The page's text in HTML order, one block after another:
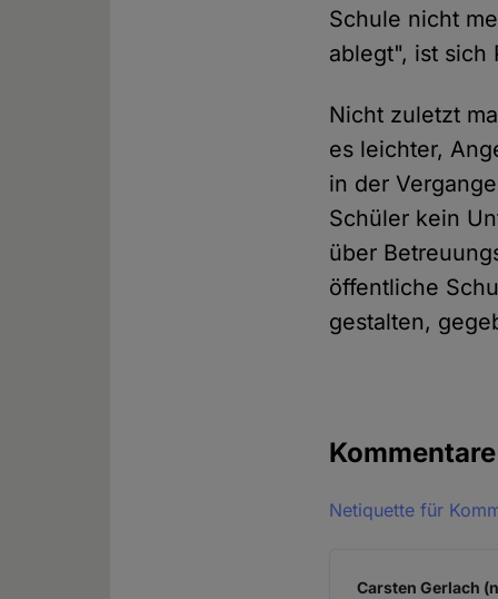
Schule nicht
ablegt", ist sich
Nicht zuletzt
es leichter,
in der
Schüler kein
über
öffentliche
gestalten,
Kommentare
Netiquette für
Carsten Gerlach